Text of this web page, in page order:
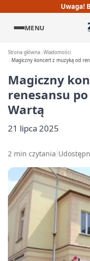
Uwaga!
MENU
Strona główna Wiadomości
Magiczny koncert z muzyką od
Magiczny
renesansu
Wartą
21 lipca 2025
2 min czytania